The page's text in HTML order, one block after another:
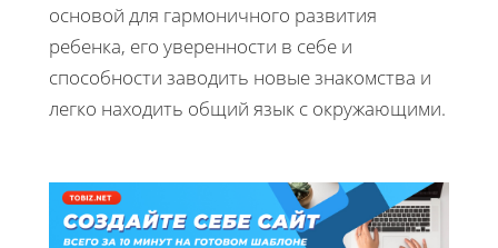
основой для гармоничного развития
ребенка, его уверенности в себе и
способности заводить новые знакомства и
легко находить общий язык с окружающими.